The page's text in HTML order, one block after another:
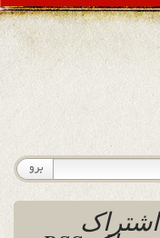
اشتراک